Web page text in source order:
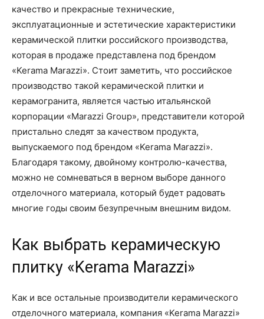
качество и прекрасные технические,
эксплуатационные и эстетические характеристики
керамической плитки российского производства,
которая в продаже представлена под брендом
«Kerama Marazzi». Стоит заметить, что российское
производство такой керамической плитки и
керамогранита, является частью итальянской
корпорации «Мarazzi Group», представители которой
пристально следят за качеством продукта,
выпускаемого под брендом «Kerama Marazzi».
Благодаря такому, двойному контролю-качества,
можно не сомневаться в верном выборе данного
отделочного материала, который будет радовать
многие годы своим безупречным внешним видом.
Как выбрать керамическую
плитку «Kerama Marazzi»
Как и все остальные производители керамического
отделочного материала, компания «Kerama Marazzi»